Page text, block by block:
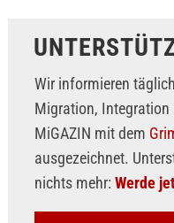
Wir informieren
Migration,
MiGAZIN mit dem
ausgezeichnet.
nichts mehr: Werde